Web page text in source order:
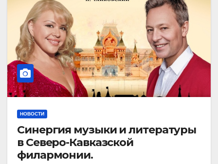
НОВОСТИ
Синергия музыки и литературы
в Северо-Кавказской
филармонии.